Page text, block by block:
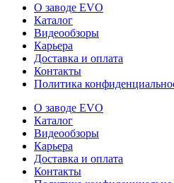
О заводе EVO
Каталог
Видеообзоры
Карьера
Доставка и оплата
Контакты
Политика
О заводе EVO
Каталог
Видеообзоры
Карьера
Доставка и оплата
Контакты